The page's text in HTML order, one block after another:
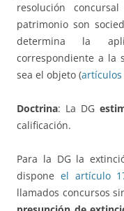
resolución
patrimonio son
determina la
correspondiente a la
sea el objeto (artículos
Doctrina: La DG
calificación.
Para la DG la
dispone el artículo
llamados concursos